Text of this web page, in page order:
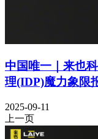
中国唯一｜来也
理(IDP)魔力象限
2025-09-11
上一页